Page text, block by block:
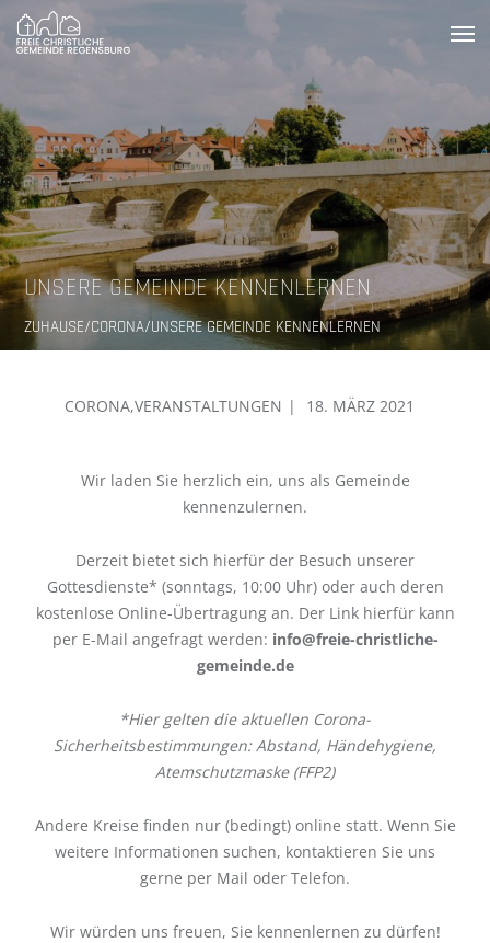
Zum
Inhalt
springen
UNSERE GEMEINDE KENNENLERNEN
ZUHAUSE CORONA UNSERE GEMEINDE KENNENLERNEN
CORONA,VERANSTALTUNGEN
GEPOSTET
18. MÄRZ 2021
Wir laden Sie herzlich ein, uns als Gemeinde
kennenzulernen.
Derzeit bietet sich hierfür der Besuch unserer
Gottesdienste* (sonntags, 10:00 Uhr) oder auch deren
kostenlose Online-Übertragung an. Der Link hierfür kann
per E-Mail angefragt werden: info@freie-christliche-
gemeinde.de
*Hier gelten die aktuellen Corona-
Sicherheitsbestimmungen: Abstand, Händehygiene,
Atemschutzmaske (FFP2)
Andere Kreise finden nur (bedingt) online statt. Wenn Sie
weitere Informationen suchen, kontaktieren Sie uns
gerne per Mail oder Telefon.
Wir würden uns freuen, Sie kennenlernen zu dürfen!